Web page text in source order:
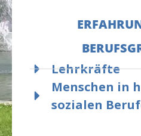
Lehrkräfte
Menschen in
sozialen